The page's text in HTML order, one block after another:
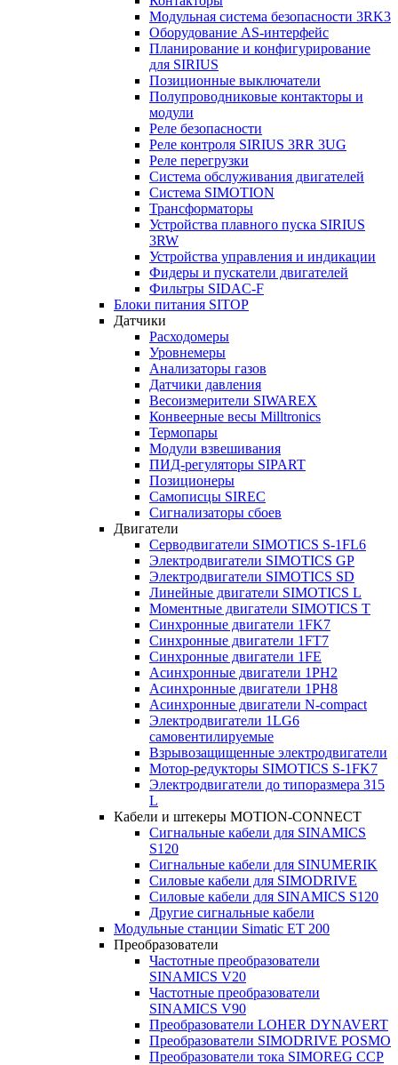
Модульная система безопасности 3RK3
Оборудование AS-интерфейс
Планирование и конфигурирование
для SIRIUS
Позиционные выключатели
Полупроводниковые контакторы и
модули
Реле безопасности
Реле контроля SIRIUS 3RR 3UG
Реле перегрузки
Сиcтема обслуживания двигателей
Система SIMOTION
Трансформаторы
Устройства плавного пуска SIRIUS
3RW
Устройства управления и индикации
Фидеры и пускатели двигателей
Фильтры SIDAC-F
Блоки питания SITOP
Датчики
Расходомеры
Уровнемеры
Анализаторы газов
Датчики давления
Весоизмерители SIWAREX
Конвеерные весы Milltronics
Термопары
Модули взвешивания
ПИД-регуляторы SIPART
Позиционеры
Самописцы SIREC
Сигнализаторы сбоев
Двигатели
Серводвигатели SIMOTICS S-1FL6
Электродвигатели SIMOTICS GP
Электродвигатели SIMOTICS SD
Линейные двигатели SIMOTICS L
Моментные двигатели SIMOTICS T
Синхронные двигатели 1FK7
Синхронные двигатели 1FT7
Синхронные двигатели 1FE
Асинхронные двигатели 1PH2
Асинхронные двигатели 1PH8
Асинхронные двигатели N-compact
Электродвигатели 1LG6
cамовентилируемые
Взрывозащищенные электродвигатели
Мотор-редукторы SIMOTICS S-1FK7
Электродвигатели до типоразмера 315
L
Кабели и штекеры MOTION-CONNECT
Сигнальные кабели для SINAMICS
S120
Сигнальные кабели для SINUMERIK
Силовые кабели для SIMODRIVE
Силовые кабели для SINAMICS S120
Другие сигнальные кабели
Модульные станции Simatic ET 200
Преобразователи
Частотные преобразователи
SINAMICS V20
Частотные преобразователи
SINAMICS V90
Преобразователи LOHER DYNAVERT
Преобразователи SIMODRIVE POSMO
Преобразователи тока SIMOREG CCP